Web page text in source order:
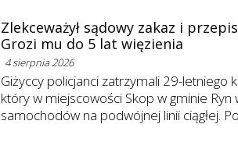
Zlekceważył sądowy zakaz i
Grozi mu do 5 lat więzienia
4 sierpnia 2026
Giżyccy policjanci zatrzymali 29-letniego
który w miejscowości Skop w gminie Ryn
samochodów na podwójnej linii ciągłej.